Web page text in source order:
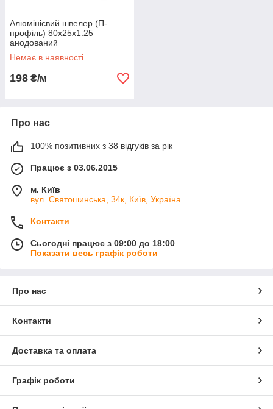
Алюмінієвий швелер (П-
профіль) 80х25х1.25
анодований
Немає в наявності
198 ₴/м
Про нас
100% позитивних з 38 відгуків за рік
Працює з 03.06.2015
м. Київ
вул. Святошинська, 34к, Київ, Україна
Контакти
Сьогодні працює з 09:00 до 18:00
Показати весь графік роботи
Про нас
Контакти
Доставка та оплата
Графік роботи